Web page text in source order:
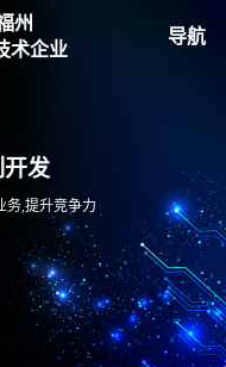
州
术企业
导航
发
务,提升竞争力